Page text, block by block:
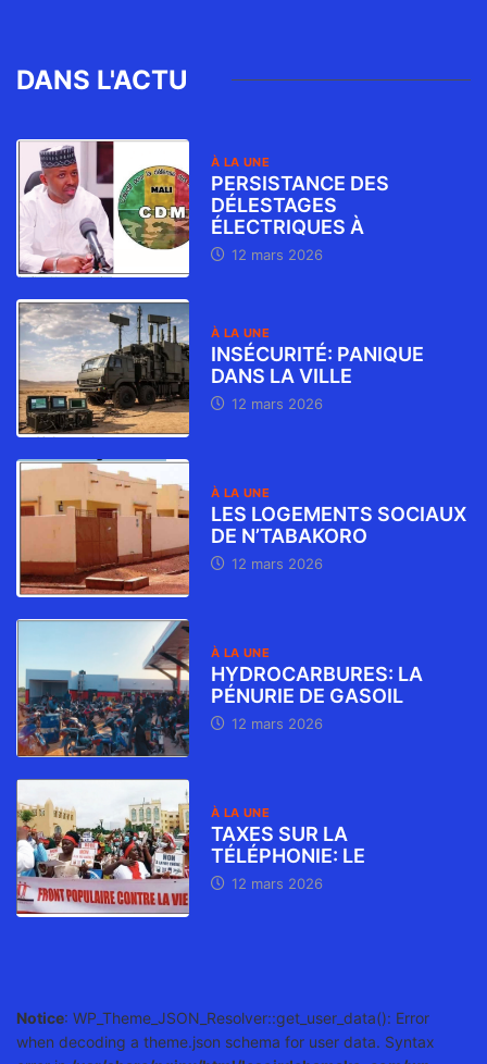
DANS L'ACTU
À LA UNE
PERSISTANCE DES
DÉLESTAGES
ÉLECTRIQUES À
12 mars 2026
À LA UNE
INSÉCURITÉ: PANIQUE
DANS LA VILLE
12 mars 2026
À LA UNE
LES LOGEMENTS SOCIAUX
DE N’TABAKORO
12 mars 2026
À LA UNE
HYDROCARBURES: LA
PÉNURIE DE GASOIL
12 mars 2026
À LA UNE
TAXES SUR LA
TÉLÉPHONIE: LE
12 mars 2026
Notice: WP_Theme_JSON_Resolver::get_user_data(): Error
when decoding a theme.json schema for user data. Syntax